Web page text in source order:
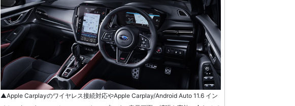
▲Apple Carplayのワイヤレス接続対応やApple Carplay/Android Auto 11.6 イン